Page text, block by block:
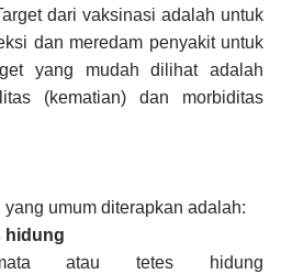
dari vaksinasi adalah untuk
dan meredam penyakit untuk
yang mudah dilihat adalah
(kematian) dan morbiditas
umum diterapkan adalah:
hidung
atau tetes hidung